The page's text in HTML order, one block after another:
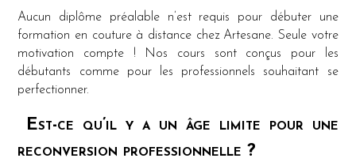
Aucun diplôme préalable n’est requis pour débuter une
formation en couture à distance chez Artesane. Seule votre
motivation compte ! Nos cours sont conçus pour les
débutants comme pour les professionnels souhaitant se
perfectionner.
Est-ce qu’il y a un âge limite pour une
reconversion professionnelle ?